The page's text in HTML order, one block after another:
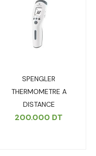
SPENGLER
THERMOMETRE A
DISTANCE
200.000 DT